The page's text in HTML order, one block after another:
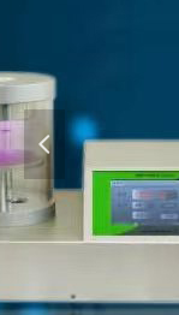
넳